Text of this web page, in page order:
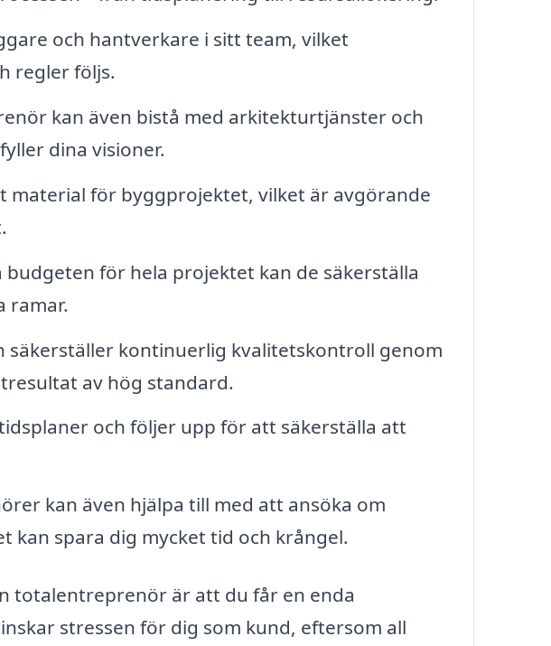
och hantverkare i sitt team, vilket
regler följs.
kan även bistå med arkitekturtjänster och
dina visioner.
material för byggprojektet, vilket är avgörande
för hela projektet kan de säkerställa
ramar.
säkerställer kontinuerlig kvalitetskontroll genom
av hög standard.
och följer upp för att säkerställa att
kan även hjälpa till med att ansöka om
kan spara dig mycket tid och krångel.
totalentreprenör är att du får en enda
stressen för dig som kund, eftersom all